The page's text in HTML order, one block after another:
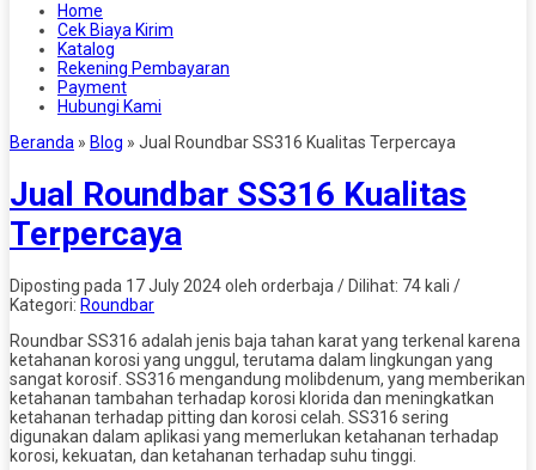
Home
Cek Biaya Kirim
Katalog
Rekening Pembayaran
Payment
Hubungi Kami
Beranda » Blog » Jual Roundbar SS316 Kualitas Terpercaya
Jual Roundbar SS316 Kualitas
Terpercaya
Diposting pada 17 July 2024 oleh orderbaja / Dilihat: 74 kali /
Kategori: Roundbar
Roundbar SS316 adalah jenis baja tahan karat yang terkenal karena
ketahanan korosi yang unggul, terutama dalam lingkungan yang
sangat korosif. SS316 mengandung molibdenum, yang memberikan
ketahanan tambahan terhadap korosi klorida dan meningkatkan
ketahanan terhadap pitting dan korosi celah. SS316 sering
digunakan dalam aplikasi yang memerlukan ketahanan terhadap
korosi, kekuatan, dan ketahanan terhadap suhu tinggi.